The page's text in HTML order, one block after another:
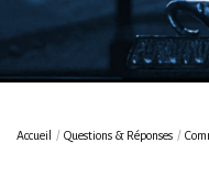
Accueil / Questions & Réponses /